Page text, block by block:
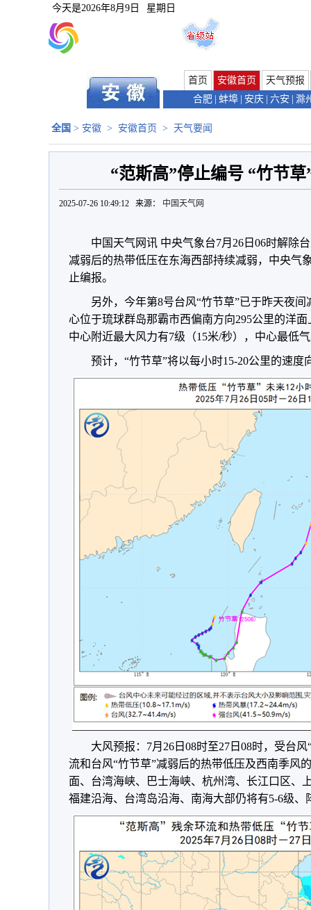
今天是2026年8月9日 星期日
首页 安徽首页
天气预报
合肥 蚌埠 安庆 六安 滁
全国 > 安徽 > 安徽首页 > 天气要闻
“范斯高”停止编号 “竹节
2025-07-26 10:49:12 来源： 中国天气网
中国天气网讯 中央气象台7月26日06时解除
减弱后的热带低压在东海西部持续减弱，中央气
止编报。
另外，今年第8号台风“竹节草”已于昨天夜
心位于琉球群岛那霸市西偏南方向295公里的洋
中心附近最大风力有7级（15米/秒），中心最低
预计，“竹节草”将以每小时15-20公里的速
大风预报：7月26日08时至27日08时，受台
流和台风“竹节草”减弱后的热带低压及西南季风
面、台湾海峡、巴士海峡、杭州湾、长江口区、
福建沿海、台湾岛沿海、南海大部仍将有5-6级、